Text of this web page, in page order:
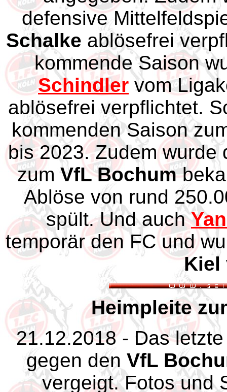
defensive
Schalke ablösefrei
kommende Saison
Schindler vom
ablösefrei verpflichtet.
kommenden Saison
bis 2023. Zudem
zum VfL Bochum
Ablöse von rund
spült. Und auch
temporär den FC und
Kiel
Heimpleite
21.12.2018 - Das
gegen den VfL
vergeigt. Fotos und